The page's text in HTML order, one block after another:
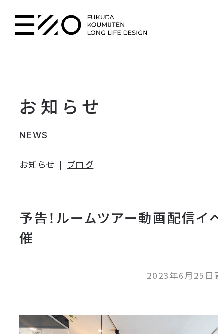
お知らせ
NEWS
お知らせ ブログ
予告！ルームツアー動画配信イ
催
2023年6月25日
動